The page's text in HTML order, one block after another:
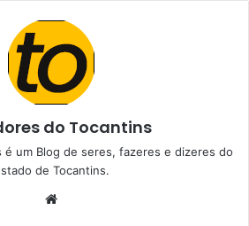
do Tocantins
é um Blog de seres, fazeres e dizeres do
de Tocantins.